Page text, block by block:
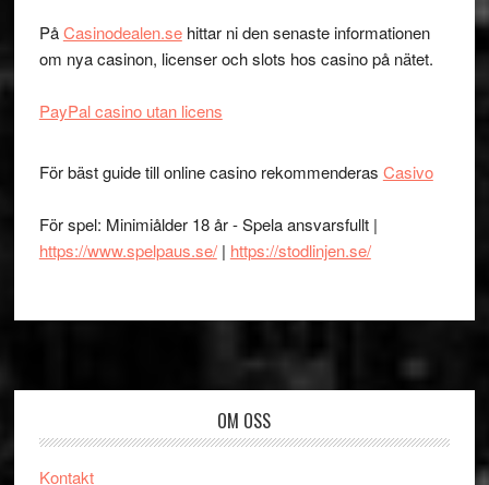
PåCasinodealen.sehittar ni den senaste informationen
om nya casinon, licenser och slots hos casino på nätet.
PayPal casino utan licens
För bäst guide till online casino rekommenderas Casivo
För spel: Minimiålder 18 år - Spela ansvarsfullt |
https://www.spelpaus.se/| https://stodlinjen.se/
OM OSS
Kontakt